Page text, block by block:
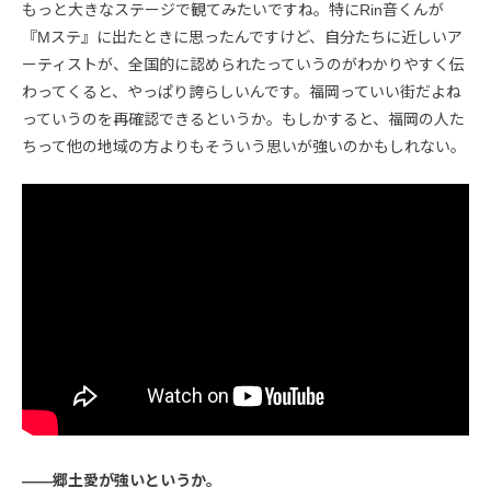
もっと大きなステージで観てみたいですね。特にRin音くんが
『Mステ』に出たときに思ったんですけど、自分たちに近しいア
ーティストが、全国的に認められたっていうのがわかりやすく伝
わってくると、やっぱり誇らしいんです。福岡っていい街だよね
っていうのを再確認できるというか。もしかすると、福岡の人た
ちって他の地域の方よりもそういう思いが強いのかもしれない。
――郷土愛が強いというか。